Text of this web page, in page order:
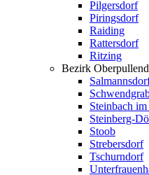
Pilgersdorf
Piringsdorf
Raiding
Rattersdorf
Ritzing
Bezirk
Steinbach
Steinberg-
Stoob
Strebersdorf
Tschurndorf